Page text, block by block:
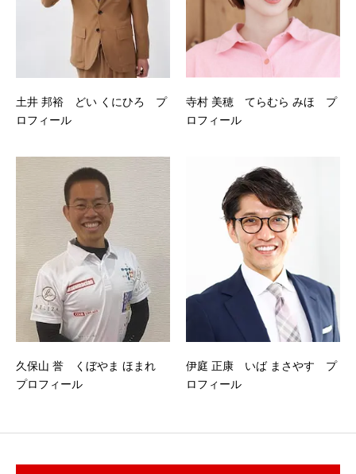
土井 邦裕 どい くにひろ プ
ロフィール
寺村 美穂 てらむら みほ プ
ロフィール
久保山 誉 くぼやま ほまれ
プロフィール
伊庭 正康 いば まさやす プ
ロフィール